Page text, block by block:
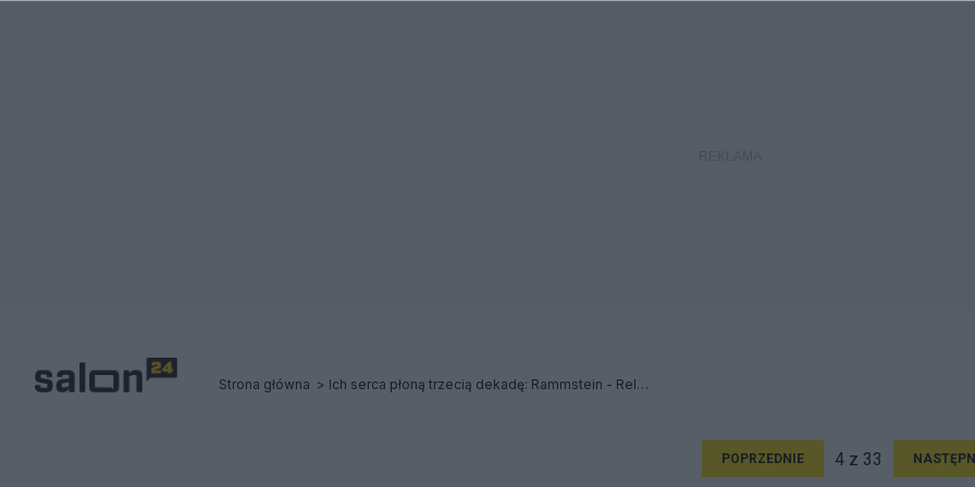
Strona główna Ich serca płoną trzecią dekadę: Rammstein - Relacja
POPRZEDNIE 4 z 33